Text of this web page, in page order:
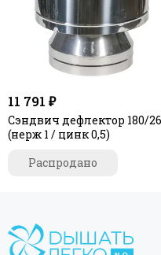
11 791 ₽
Сэндвич дефлектор 180/
(нерж 1 / цинк 0,5)
Распродано